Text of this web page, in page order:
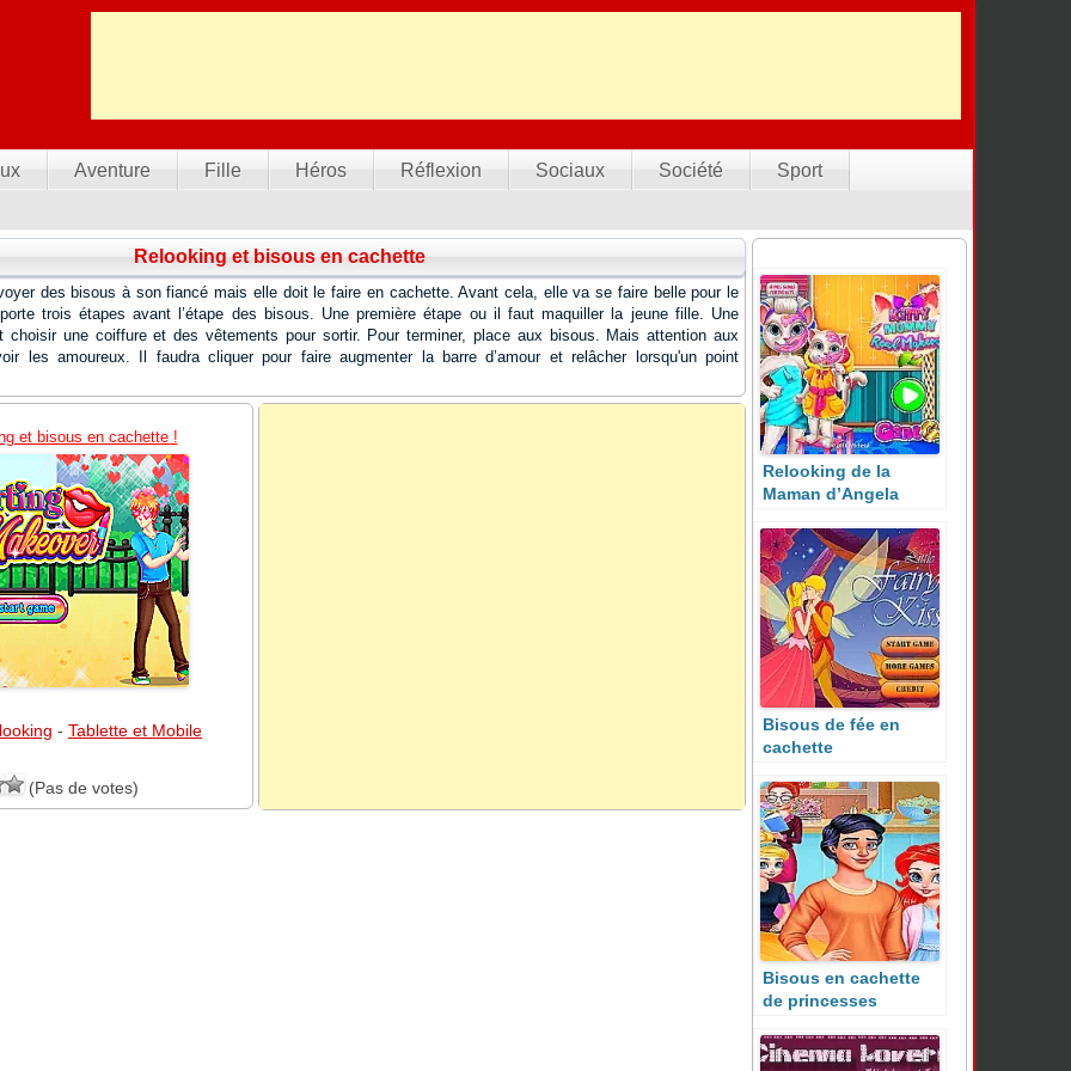
Aventure Fille Héros Réflexion Sociaux Société Sport
Relooking et bisous en cachette
des bisous à son fiancé mais elle doit le faire en cachette. Avant cela, elle va se faire belle pour le
trois étapes avant l’étape des bisous. Une première étape ou il faut maquiller la jeune fille. Une
choisir une coiffure et des vêtements pour sortir. Pour terminer, place aux bisous. Mais attention aux
les amoureux. Il faudra cliquer pour faire augmenter la barre d’amour et relâcher lorsqu'un point
et bisous en cachette !
- Tablette et Mobile
(Pas de votes)
Relooking de la
Maman d’Angela
Bisous de fée en
cachette
Bisous en cachette
de princesses